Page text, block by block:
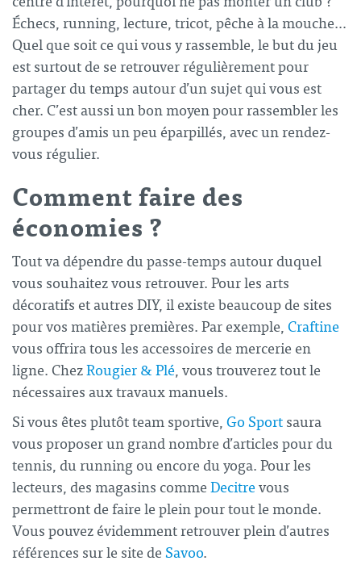
Échecs, running, lecture, tricot, pêche à la mouche…
Quel que soit ce qui vous y rassemble, le but du jeu
est surtout de se retrouver régulièrement pour
partager du temps autour d’un sujet qui vous est
cher. C’est aussi un bon moyen pour rassembler les
groupes d’amis un peu éparpillés, avec un rendez-
vous régulier.
Comment faire des
économies ?
Tout va dépendre du passe-temps autour duquel
vous souhaitez vous retrouver. Pour les arts
décoratifs et autres DIY, il existe beaucoup de sites
pour vos matières premières. Par exemple, Craftine
vous offrira tous les accessoires de mercerie en
ligne. ChezRougier & Plé, vous trouverez tout le
nécessaires aux travaux manuels.
Si vous êtes plutôt team sportive, Go Sport saura
vous proposer un grand nombre d’articles pour du
tennis, du running ou encore du yoga. Pour les
lecteurs, des magasins comme Decitrevous
permettront de faire le plein pour tout le monde.
Vous pouvez évidemment retrouver plein d’autres
références sur le site de Savoo.